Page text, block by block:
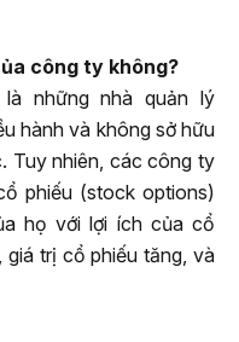
công ty không?
là những nhà quản lý
hành và không sở hữu
Tuy nhiên, các công ty
phiếu (stock options)
họ với lợi ích của cổ
trị cổ phiếu tăng, và